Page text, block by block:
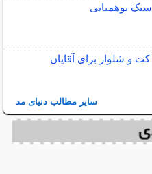
بوهمیایی
و شلوار برای آقایان
سایر مطالب دنیای مد